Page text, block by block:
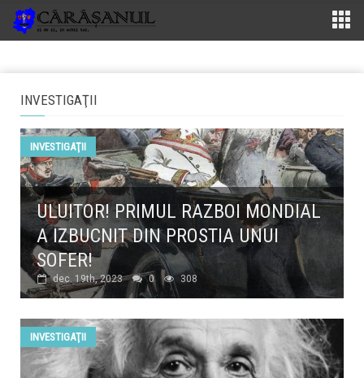
INVESTIGAŢII
ULUITOR! PRIMUL RAZBOI MONDIAL
A IZBUCNIT DIN PROSTIA UNUI
SOFER!
INVESTIGAŢII
dec. 19th, 2023 0 308
INVESTIGAŢII